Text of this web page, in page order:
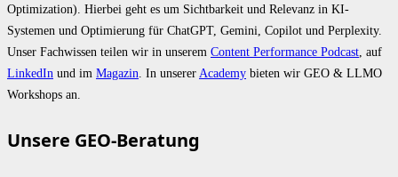
Optimization). Hierbei geht es um Sichtbarkeit und Relevanz in KI-
Systemen und Optimierung für ChatGPT, Gemini, Copilot und Perplexity.
Unser Fachwissen teilen wir in unserem Content Performance Podcast , auf
LinkedIn und im Magazin . In unserer Academy bieten wir GEO & LLMO
Workshops an.
Unsere GEO-Beratung